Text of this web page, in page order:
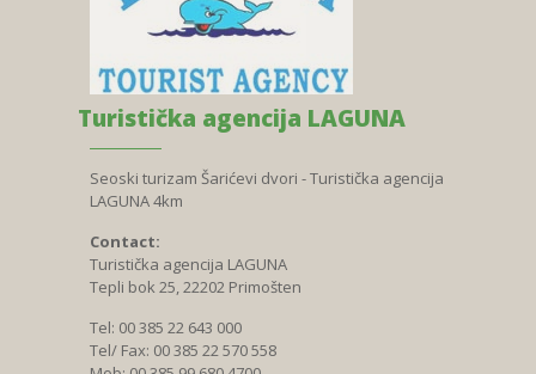
Turistička agencija LAGUNA
Seoski turizam Šarićevi dvori - Turistička agencija
LAGUNA 4km
Contact:
Turistička agencija LAGUNA
Tepli bok 25, 22202 Primošten
Tel: 00 385 22 643 000
Tel/ Fax: 00 385 22 570 558